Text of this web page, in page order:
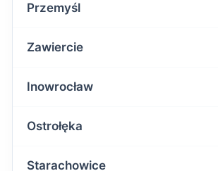
Przemyśl
Zawiercie
Inowrocław
Ostrołęka
Starachowice